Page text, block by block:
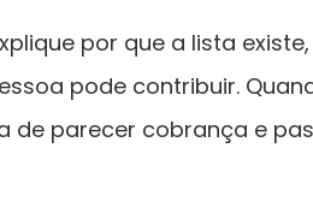
por que a lista
pode contribuir.
de parecer cobrança e